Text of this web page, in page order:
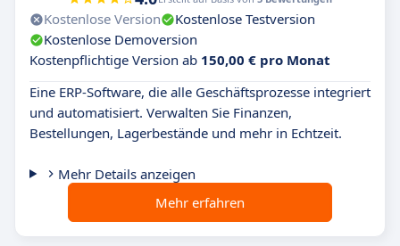
Kostenlose Version
Kostenlose Testversion
Kostenlose Demoversion
Kostenpflichtige Version ab 150,00 € pro Monat
Eine ERP-Software, die alle Geschäftsprozesse integriert
und automatisiert. Verwalten Sie Finanzen,
Bestellungen, Lagerbestände und mehr in Echtzeit.
Mehr Details anzeigen
Mehr erfahren